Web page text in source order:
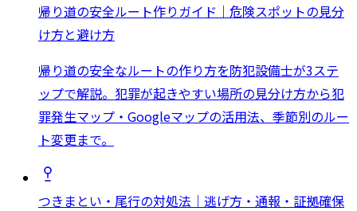
帰り道の安全ルート作りガイド｜危険スポットの見分
け方と避け方
帰り道の安全なルートの作り方を防犯設備士が3ステ
ップで解説。犯罪が起きやすい場所の見分け方から犯
罪発生マップ・Googleマップの活用法、季節別のルー
ト変更まで。
つきまとい・尾行の対処法｜逃げ方・通報・証拠確保